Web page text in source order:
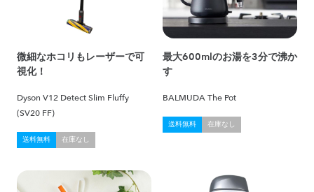
微細なホコリもレーザーで可
視化！
Dyson V12 Detect Slim Fluffy
(SV20 FF)
送料無料 在庫なし
最大600mlのお湯を3分で沸か
す
BALMUDA The Pot
送料無料 在庫なし